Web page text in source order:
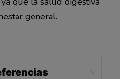
general.